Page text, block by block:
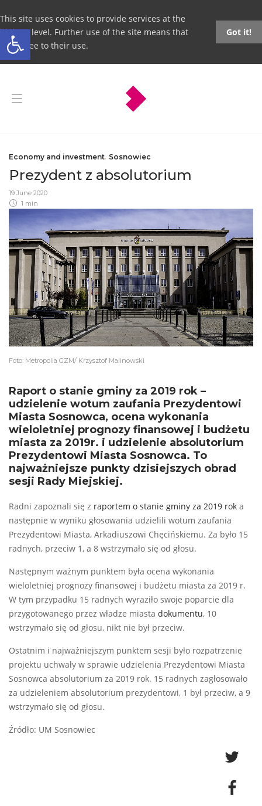
Open toolbar
This site uses cookies to provide services at the
highest level. Further use of the site means that
you agree to their use.
Got it!
Economy and investment, Sosnowiec
Prezydent z absolutorium
19 June 2020
1 min
Foto: Metropolia GZM/ Krzysztof Malinowski
Raport o stanie gminy za 2019 rok –
udzielenie wotum zaufania Prezydentowi
Miasta Sosnowca, ocena wykonania
wieloletniej prognozy finansowej i budżetu
miasta za 2019r. i udzielenie absolutorium
Prezydentowi Miasta Sosnowca. To
najważniejsze punkty dzisiejszych obrad
sesji Rady Miejskiej.
Radni zapoznali się z raportem o stanie gminy za 2019 rok a
następnie w wyniku głosowania udzielili wotum zaufania
Prezydentowi Miasta, Arkadiuszowi Chęcińskiemu. Za było 15
radnych, przeciw 1, a 8 wstrzymało się od głosu.
Następnym ważnym punktem była ocena wykonania
wieloletniej prognozy finansowej i budżetu miasta za 2019 r.
W tym przypadku 15 radnych wyraziło swoje poparcie dla
przygotowanego przez władze miasta dokumentu, 10
wstrzymało się od głosu, nikt nie był przeciw.
Ostatnim i najważniejszym punktem sesji było rozpatrzenie
projektu uchwały w sprawie udzielenia Prezydentowi Miasta
Sosnowca absolutorium za 2019 rok. 15 radnych zagłosowało
za udzieleniem absolutorium prezydentowi, 1 był przeciw, a 9
wstrzymało się od głosu.
Źródło: UM Sosnowiec